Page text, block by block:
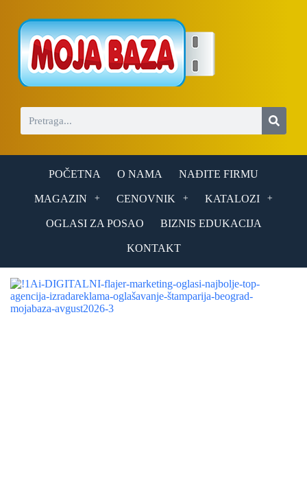
POČETNA
O NAMA NAĐITE FIRMU
MAGAZIN CENOVNIK KATALOZI
OGLASI ZA POSAO BIZNIS EDUKACIJA
KONTAKT